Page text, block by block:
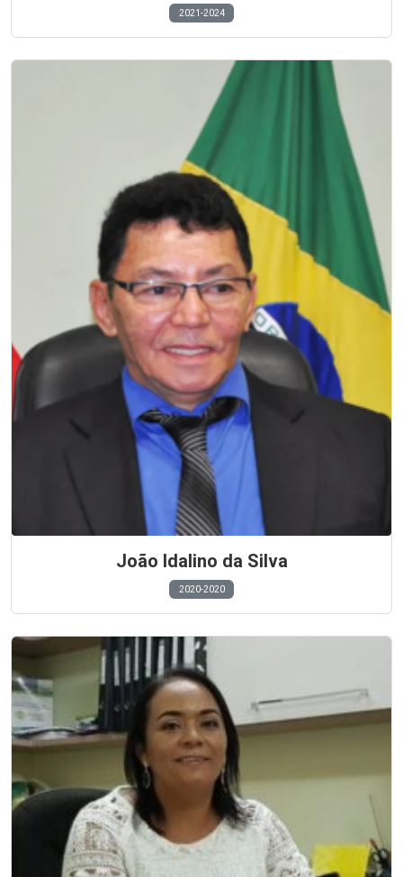
2021-2024
João Idalino da Silva
2020-2020